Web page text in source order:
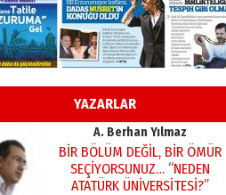
YAZARLAR
gönül adamı Faruk Terzioğlu!
13 Mayıs 2026 Çarşamba
Esat BİNDESEN
bir vizyon proje daha!
02 Ağustos 2026 Pazar
Kadir SABUNCUOĞLU
Erzurumspor’un köşe taşları
29 Haziran 2026 Pazartesi